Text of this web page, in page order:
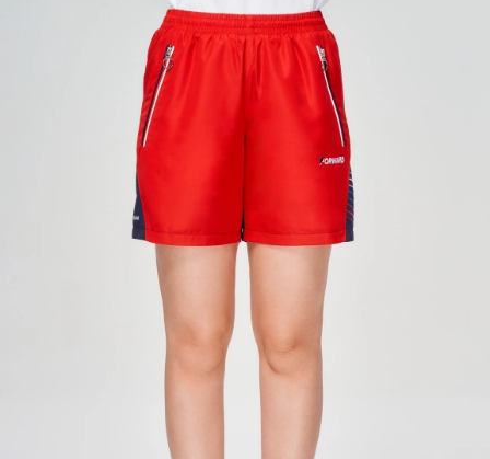
Калининградская область (1)
Кемеровская область (2)
Краснодарский край (5)
Красноярский край (5)
Нижегородская область (1)
Новосибирская область (3)
Республика Башкортостан (3)